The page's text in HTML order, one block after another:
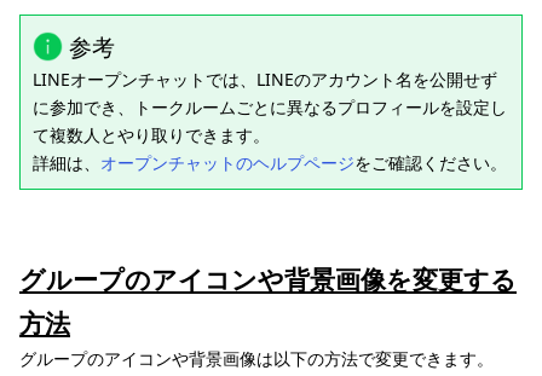
参考
LINEオープンチャットでは、LINEのアカウント名を公開せず
に参加でき、トークルームごとに異なるプロフィールを設定し
て複数人とやり取りできます。
詳細は、 オープンチャットのヘルプページをご確認ください。
グループのアイコンや背景画像を変更する
方法
グループのアイコンや背景画像は以下の方法で変更できます。